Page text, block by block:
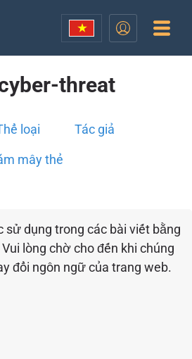
threat
loại Tác giả
mây thẻ